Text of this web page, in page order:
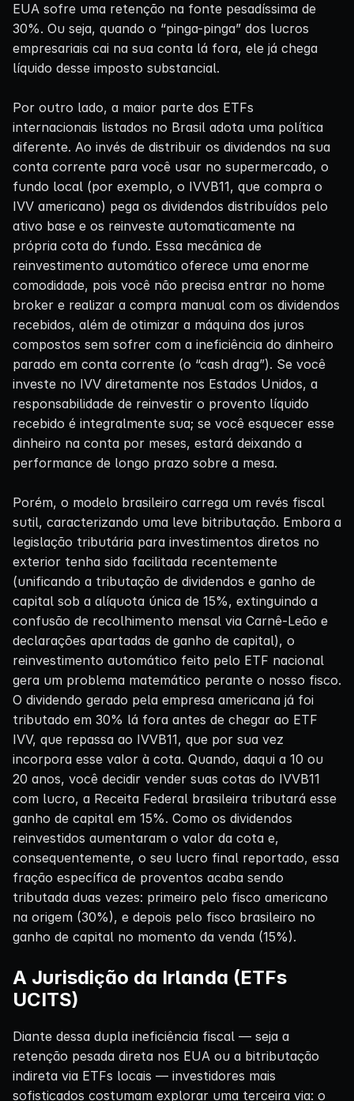
EUA sofre uma retenção na fonte pesadíssima de
30%. Ou seja, quando o “pinga-pinga” dos lucros
empresariais cai na sua conta lá fora, ele já chega
líquido desse imposto substancial.
Por outro lado, a maior parte dos ETFs
internacionais listados no Brasil adota uma política
diferente. Ao invés de distribuir os dividendos na sua
conta corrente para você usar no supermercado, o
fundo local (por exemplo, o IVVB11, que compra o
IVV americano) pega os dividendos distribuídos pelo
ativo base e os reinveste automaticamente na
própria cota do fundo. Essa mecânica de
reinvestimento automático oferece uma enorme
comodidade, pois você não precisa entrar no home
broker e realizar a compra manual com os dividendos
recebidos, além de otimizar a máquina dos juros
compostos sem sofrer com a ineficiência do dinheiro
parado em conta corrente (o “cash drag”). Se você
investe no IVV diretamente nos Estados Unidos, a
responsabilidade de reinvestir o provento líquido
recebido é integralmente sua; se você esquecer esse
dinheiro na conta por meses, estará deixando a
performance de longo prazo sobre a mesa.
Porém, o modelo brasileiro carrega um revés fiscal
sutil, caracterizando uma leve bitributação. Embora a
legislação tributária para investimentos diretos no
exterior tenha sido facilitada recentemente
(unificando a tributação de dividendos e ganho de
capital sob a alíquota única de 15%, extinguindo a
confusão de recolhimento mensal via Carnê-Leão e
declarações apartadas de ganho de capital), o
reinvestimento automático feito pelo ETF nacional
gera um problema matemático perante o nosso fisco.
O dividendo gerado pela empresa americana já foi
tributado em 30% lá fora antes de chegar ao ETF
IVV, que repassa ao IVVB11, que por sua vez
incorpora esse valor à cota. Quando, daqui a 10 ou
20 anos, você decidir vender suas cotas do IVVB11
com lucro, a Receita Federal brasileira tributará esse
ganho de capital em 15%. Como os dividendos
reinvestidos aumentaram o valor da cota e,
consequentemente, o seu lucro final reportado, essa
fração específica de proventos acaba sendo
tributada duas vezes: primeiro pelo fisco americano
na origem (30%), e depois pelo fisco brasileiro no
ganho de capital no momento da venda (15%).
A Jurisdição da Irlanda (ETFs
UCITS)
Diante dessa dupla ineficiência fiscal — seja a
retenção pesada direta nos EUA ou a bitributação
indireta via ETFs locais — investidores mais
sofisticados costumam explorar uma terceira via: o